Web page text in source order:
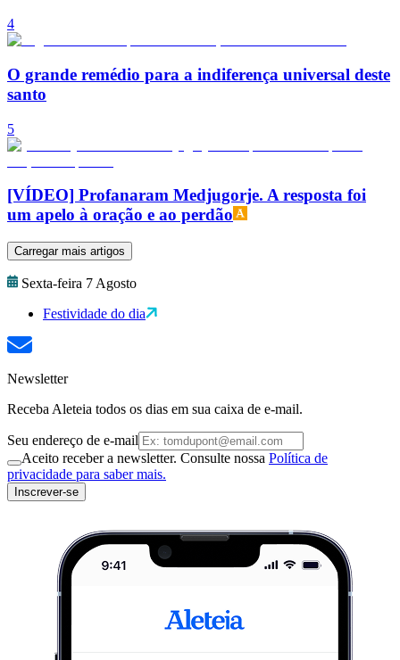
4
O grande remédio para a indiferença universal deste
santo
5
[VÍDEO] Profanaram Medjugorje. A resposta foi
um apelo à oração e ao perdão
Carregar mais artigos
Sexta-feira 7 Agosto
Festividade do dia
Newsletter
Receba Aleteia todos os dias em sua caixa de e-mail.
Seu endereço de e-mail
Aceito receber a newsletter. Consulte nossa Política de
privacidade para saber mais.
Inscrever-se